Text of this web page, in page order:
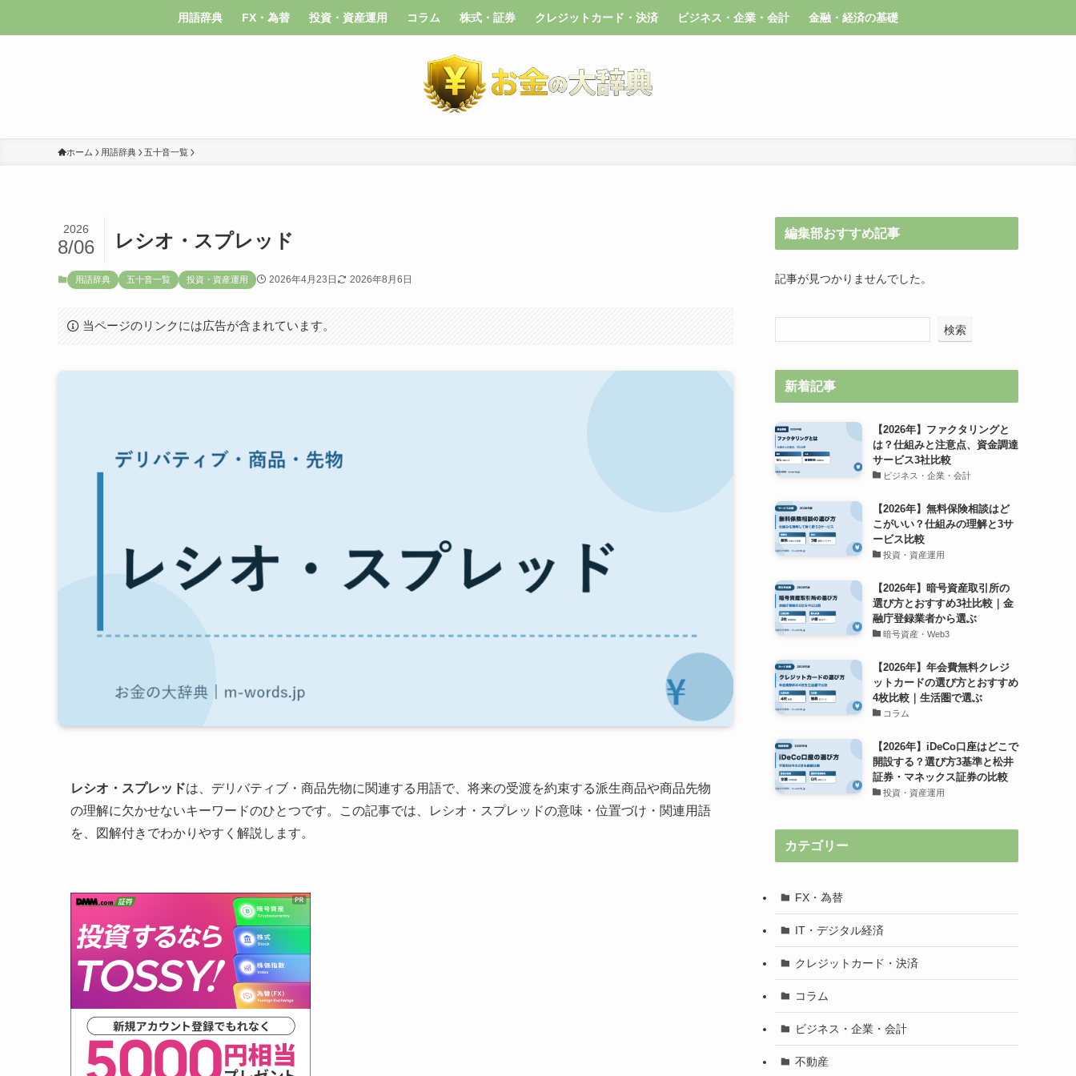
用語辞典 FX・為替 投資・資産運用 コラム 株式・証券 クレジットカード・決済 ビジネス・企業・会計 金融・経済の基礎
ホーム 用語辞典 五十音一覧
レシオ・スプレッド
2026
8/06
用語辞典 五十音一覧 投資・資産運用 2026年4月23日 2026年8月6日
当ページのリンクには広告が含まれています。
レシオ・スプレッドは、デリバティブ・商品先物に関連する用語で、将来の受渡を約束する派生商品や商品先物
の理解に欠かせないキーワードのひとつです。この記事では、レシオ・スプレッドの意味・位置づけ・関連用語
を、図解付きでわかりやすく解説します。
編集部おすすめ記事
記事が見つかりませんでした。
検索
新着記事
【2026年】ファクタリングと
は？仕組みと注意点、資金調達
サービス3社比較
ビジネス・企業・会計
【2026年】無料保険相談はど
こがいい？仕組みの理解と3サ
ービス比較
投資・資産運用
【2026年】暗号資産取引所の
選び方とおすすめ3社比較｜金
融庁登録業者から選ぶ
暗号資産・Web3
【2026年】年会費無料クレジ
ットカードの選び方とおすすめ
4枚比較｜生活圏で選ぶ
コラム
【2026年】iDeCo口座はどこで
開設する？選び方3基準と松井
証券・マネックス証券の比較
投資・資産運用
カテゴリー
FX・為替
IT・デジタル経済
クレジットカード・決済
コラム
ビジネス・企業・会計
不動産